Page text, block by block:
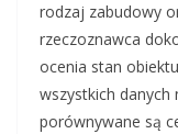
rodzaj zabudowy
rzeczoznawca
ocenia stan
wszystkich danych
porównywane są